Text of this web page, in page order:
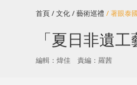
首頁 / 文化 / 藝術巡禮 / 著眼泰
「夏日非遺
編輯：煒佳 責編：羅茜